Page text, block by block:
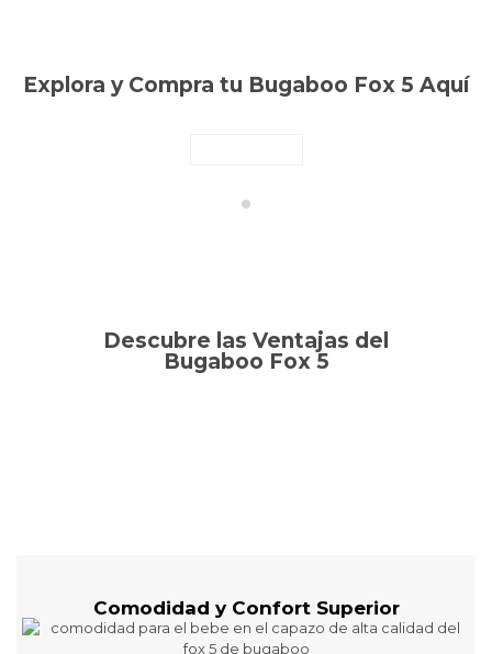
Explora y Compra tu Bugaboo Fox 5 Aquí
Descubre las Ventajas del
Bugaboo Fox 5
Comodidad y Confort Superior